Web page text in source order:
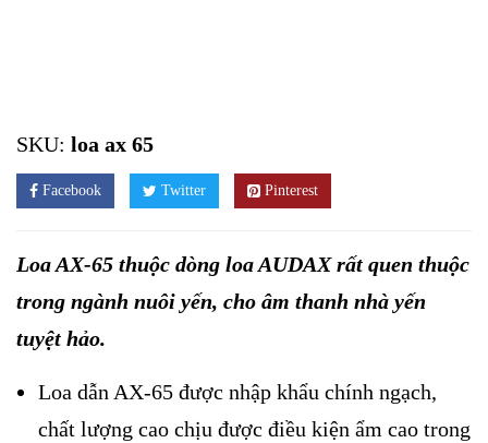
SKU: loa ax 65
Facebook Twitter Pinterest
Loa AX-65 thuộc dòng loa AUDAX rất quen thuộc
trong ngành nuôi yến, cho âm thanh nhà yến
tuyệt hảo.
Loa dẫn AX-65 được nhập khẩu chính ngạch,
chất lượng cao chịu được điều kiện ẩm cao trong